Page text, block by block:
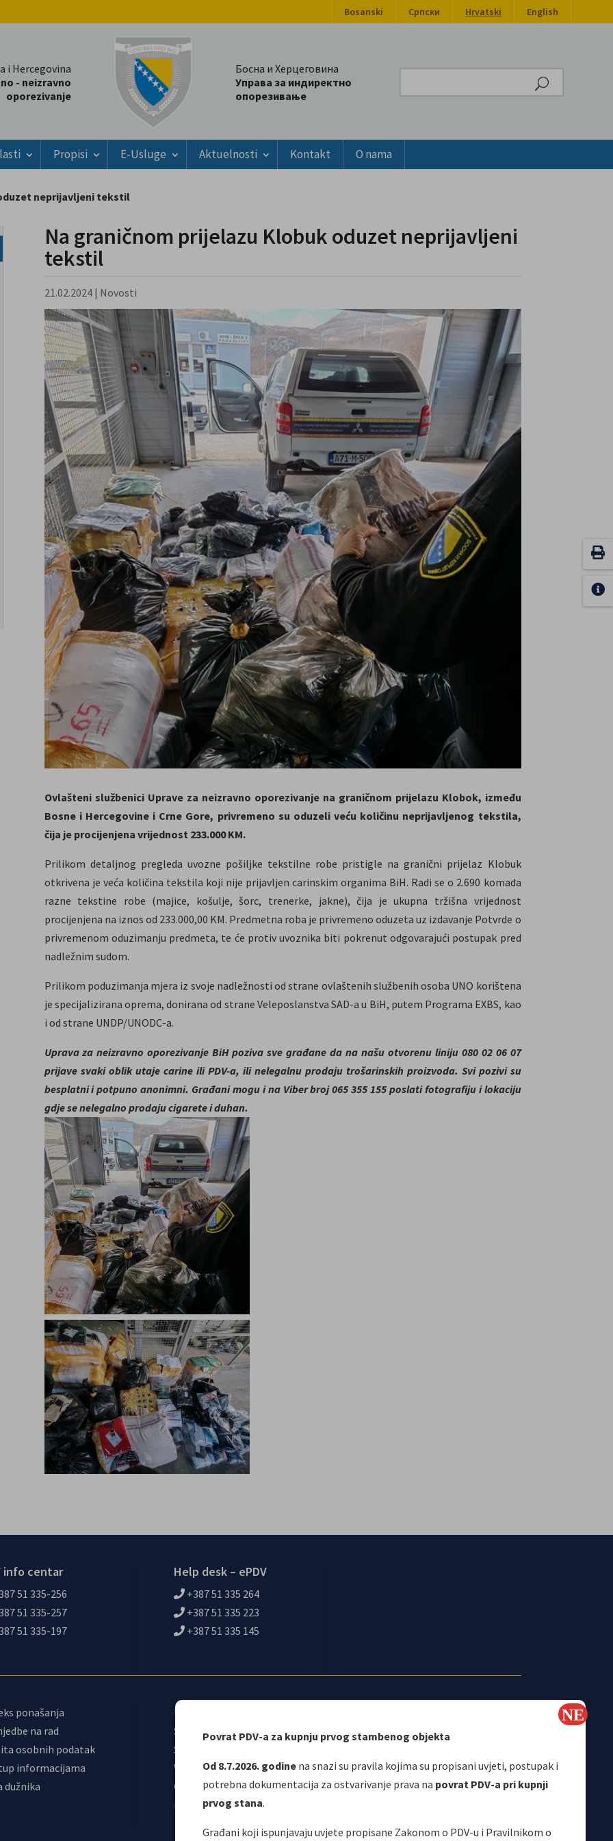
Povrat PDV-a za kupnju prvog stambenog objekta
Od 8.7.2026. godine na snazi su pravila kojima su propisani uvjeti, postupak i
potrebna dokumentacija za ostvarivanje prava na povrat PDV-a pri kupnji
prvog stana.
Građani koji ispunjavaju uvjete propisane Zakonom o PDV-u i Pravilnikom o
Bosanski Српски Hrvatski English
i Hercegovina
- neizravno
oporezivanje
Босна и Херцеговина
Управа за индиректно
опорезивање
Propisi E-Usluge Aktuelnosti Kontakt O nama
neprijavljeni tekstil
Na graničnom prijelazu Klobuk oduzet neprijavljeni
tekstil
21.02.2024| Novosti
Ovlašteni službenici Uprave za neizravno oporezivanje na graničnom prijelazu Klobok, između
Bosne i Hercegovine i Crne Gore, privremeno su oduzeli veću količinu neprijavljenog tekstila,
čija je procijenjena vrijednost 233.000 KM.
Prilikom detaljnog pregleda uvozne pošiljke tekstilne robe pristigle na granični prijelaz Klobuk
otkrivena je veća količina tekstila koji nije prijavljen carinskim organima BiH. Radi se o 2.690 komada
razne tekstine robe (majice, košulje, šorc, trenerke, jakne), čija je ukupna tržišna vrijednost
procijenjena na iznos od 233.000,00 KM. Predmetna roba je privremeno oduzeta uz izdavanje Potvrde o
privremenom oduzimanju predmeta, te će protiv uvoznika biti pokrenut odgovarajući postupak pred
nadležnim sudom.
Prilikom poduzimanja mjera iz svoje nadležnosti od strane ovlaštenih službenih osoba UNO korištena
je specijalizirana oprema, donirana od strane Veleposlanstva SAD-a u BiH, putem Programa EXBS, kao
i od strane UNDP/UNODC-a.
Uprava za neizravno oporezivanje BiH poziva sve građane da na našu otvorenu liniju 080 02 06 07
prijave svaki oblik utaje carine ili PDV-a, ili nelegalnu prodaju trošarinskih proizvoda. Svi pozivi su
besplatni i potpuno anonimni. Građani mogu i na Viber broj 065 355 155 poslati fotografiju i lokaciju
gdje se nelegalno prodaju cigarete i duhan.
info centar
51 335-256
51 335-257
51 335-197
Help desk – ePDV
+387 51 335 264
+387 51 335 223
+387 51 335 145
ponašanja
na rad
osobnih podatak
informacijama
dužnika
Upravni odbor
Sindikat
Samostalni sindikat UNO
Webmail
Odjeljenje za
makroekonomsku analizu
Korisni linkovi